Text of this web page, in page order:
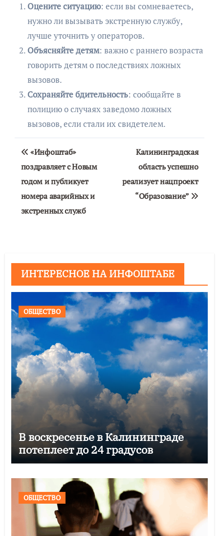
Оцените ситуацию: если вы сомневаетесь,
нужно ли вызывать экстренную службу,
лучше уточнить у операторов.
Объясняйте детям: важно с раннего возраста
говорить детям о последствиях ложных
вызовов.
Сохраняйте бдительность: сообщайте в
полицию о случаях заведомо ложных
вызовов, если стали их свидетелем.
Навигация
по
записям
«Инфоштаб»
поздравляет с Новым
годом и публикует
номера аварийных и
экстренных служб
Калининградская
область успешно
реализует нацпроект
“Образование”
ИНТЕРЕСНОЕ НА ИНФОШТАБЕ
ОБЩЕСТВО
В воскресенье в Калининграде
потеплеет до 24 градусов
ОБЩЕСТВО